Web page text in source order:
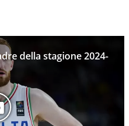
della stagione 2024-